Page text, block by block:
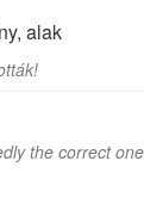
alak
the correct